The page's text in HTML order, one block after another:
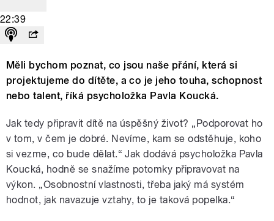
22:39
Měli bychom poznat, co jsou naše přání, která si
projektujeme do dítěte, a co je jeho touha, schopnost
nebo talent, říká psycholožka Pavla Koucká.
Jak tedy připravit dítě na úspěšný život? „Podporovat ho
v tom, v čem je dobré. Nevíme, kam se odstěhuje, koho
si vezme, co bude dělat.“ Jak dodává psycholožka Pavla
Koucká, hodně se snažíme potomky připravovat na
výkon. „Osobnostní vlastnosti, třeba jaký má systém
hodnot, jak navazuje vztahy, to je taková popelka.“